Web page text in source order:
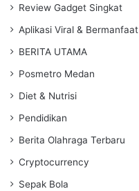
Review Gadget Singkat
Aplikasi Viral & Bermanfaat
BERITA UTAMA
Posmetro Medan
Diet & Nutrisi
Pendidikan
Berita Olahraga Terbaru
Cryptocurrency
Sepak Bola